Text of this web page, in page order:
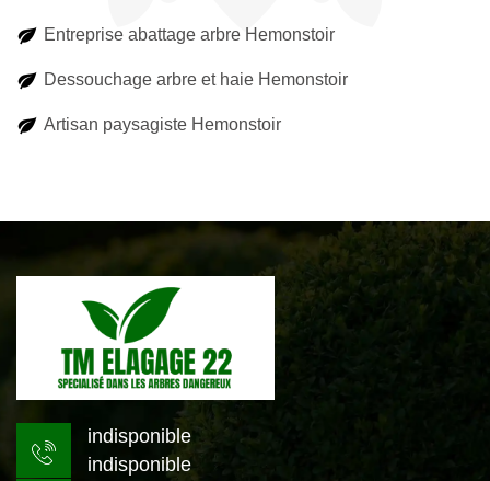
Entreprise abattage arbre Hemonstoir
Dessouchage arbre et haie Hemonstoir
Artisan paysagiste Hemonstoir
indisponible
indisponible